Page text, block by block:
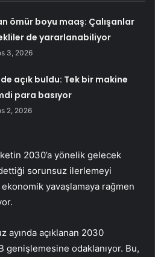
ömür boyu maaş: Çalışanlar
de yararlanabiliyor
3, 2026
açık buldu: Tek bir makine
para basıyor
2, 2026
2030’a yönelik gelecek
sorunsuz ilerlemeyi
yavaşlamaya rağmen
ayında açıklanan 2030
odaklanıyor. Bu,